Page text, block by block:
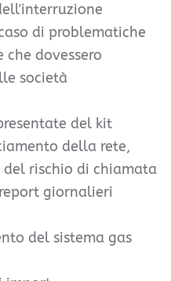
di problematiche
dovessero
società
del kit
della rete,
rischio di chiamata
giornalieri
del sistema gas